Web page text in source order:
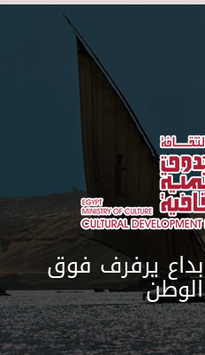
Skip to main content
يرفرف فوق